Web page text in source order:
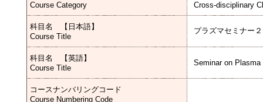
Course Category
Cross-disciplinary
科目名 【日本語】
Course Title
プラズマセミナー２
科目名 【英語】
Course Title
Seminar on
コースナンバリングコード
Course Numbering Code